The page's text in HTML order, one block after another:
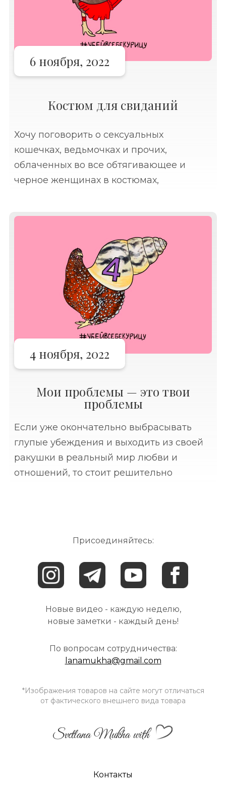
6 ноября, 2022
Костюм для свиданий
Хочу поговорить о сексуальных
кошечках, ведьмочках и прочих,
облаченных во все обтягивающее и
черное женщинах в костюмах,
сетей. В мирное время в
4 ноября, 2022
Мои проблемы — это твои
проблемы
Если уже окончательно выбрасывать
глупые убеждения и выходить из своей
ракушки в реальный мир любви и
отношений, то стоит решительно
Присоединяйтесь:
Новые видео - каждую неделю,
новые заметки - каждый день!
По вопросам сотрудничества:
lanamukha@gmail.com
*Изображения товаров на сайте могут отличаться
от фактического внешнего вида товара
Svetlana Mukha with
Контакты